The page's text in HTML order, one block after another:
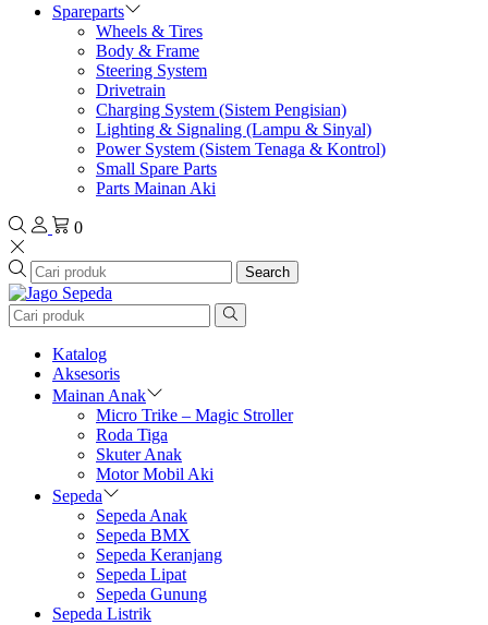
Spareparts
Wheels & Tires
Body & Frame
Steering System
Drivetrain
Charging System (Sistem Pengisian)
Lighting & Signaling (Lampu & Sinyal)
Power System (Sistem Tenaga & Kontrol)
Small Spare Parts
Parts Mainan Aki
0
Search
Katalog
Aksesoris
Mainan Anak
Micro Trike – Magic Stroller
Roda Tiga
Skuter Anak
Motor Mobil Aki
Sepeda
Sepeda Anak
Sepeda BMX
Sepeda Keranjang
Sepeda Lipat
Sepeda Gunung
Sepeda Listrik